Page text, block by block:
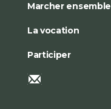
Marcher ensemble
La vocation
Participer